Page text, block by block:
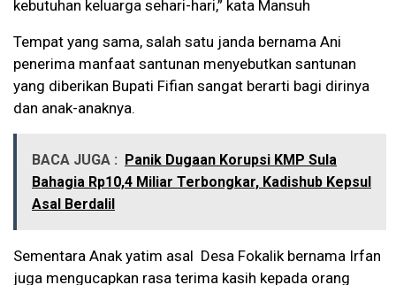
kebutuhan keluarga sehari-hari,” kata Mansuh
Tempat yang sama, salah satu janda bernama Ani
penerima manfaat santunan menyebutkan santunan
yang diberikan Bupati Fifian sangat berarti bagi dirinya
dan anak-anaknya.
BACA JUGA :
Panik Dugaan Korupsi KMP Sula
Bahagia Rp10,4 Miliar Terbongkar, Kadishub Kepsul
Asal Berdalil
Sementara Anak yatim asal Desa Fokalik bernama Irfan
juga mengucapkan rasa terima kasih kepada orang